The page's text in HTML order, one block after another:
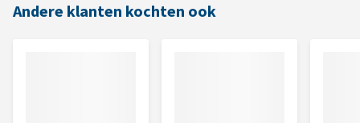
Andere klanten kochten ook